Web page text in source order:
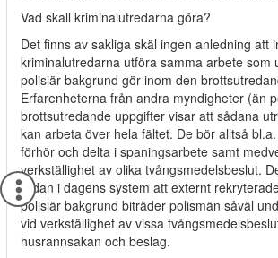
Vad skall kriminalutredarna göra?
Det finns av sakliga skäl ingen anledning att
kriminalutredarna utföra samma arbete som
polisiär bakgrund gör inom den
Erfarenheterna från andra myndigheter (än
brottsutredande uppgifter visar att sådana
kan arbeta över hela fältet. De bör alltså
förhör och delta i spaningsarbete samt
verkställighet av olika tvångsmedelsbeslut.
redan i dagens system att externt
polisiär bakgrund biträder polismän såväl
vid verkställighet av vissa
husrannsakan och beslag.